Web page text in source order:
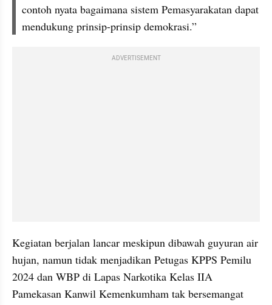
contoh nyata bagaimana sistem Pemasyarakatan dapat
mendukung prinsip-prinsip demokrasi.”
ADVERTISEMENT
Kegiatan berjalan lancar meskipun dibawah guyuran air
hujan, namun tidak menjadikan Petugas KPPS Pemilu
2024 dan WBP di Lapas Narkotika Kelas IIA
Pamekasan Kanwil Kemenkumham tak bersemangat